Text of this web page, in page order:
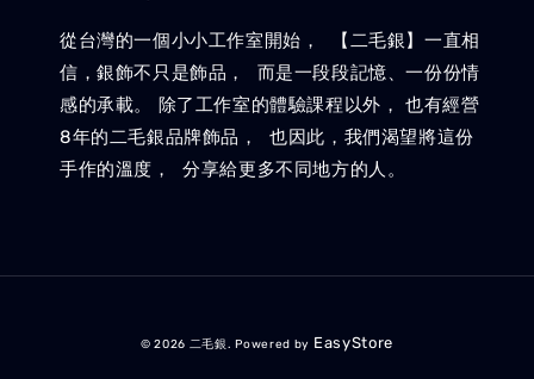
從台灣的一個小小工作室開始， 【二毛銀】一直相
信，銀飾不只是飾品， 而是一段段記憶、一份份情
感的承載。 除了工作室的體驗課程以外， 也有經營
8年的二毛銀品牌飾品， 也因此，我們渴望將這份
手作的溫度， 分享給更多不同地方的人。
© 2026 二毛銀. Powered by EasyStore